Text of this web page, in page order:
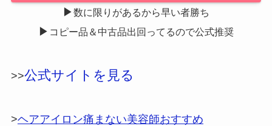
▶数に限りがあるから早い者勝ち
▶ コピー品＆中古品出回ってるので公式推奨
>>公式サイトを見る
>ヘアアイロン痛まない美容師おすすめ